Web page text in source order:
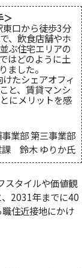
＞
口から徒歩3分
、飲食店舗やホ
ぶ住宅エリアの
はどのように土
ました。
たシェアオフィ
と、賃貸マンシ
にメリットを感
業部 第三事業部
課 鈴木 ゆりか氏
スタイルや価値観
2031年までに40
住近接地にかけ